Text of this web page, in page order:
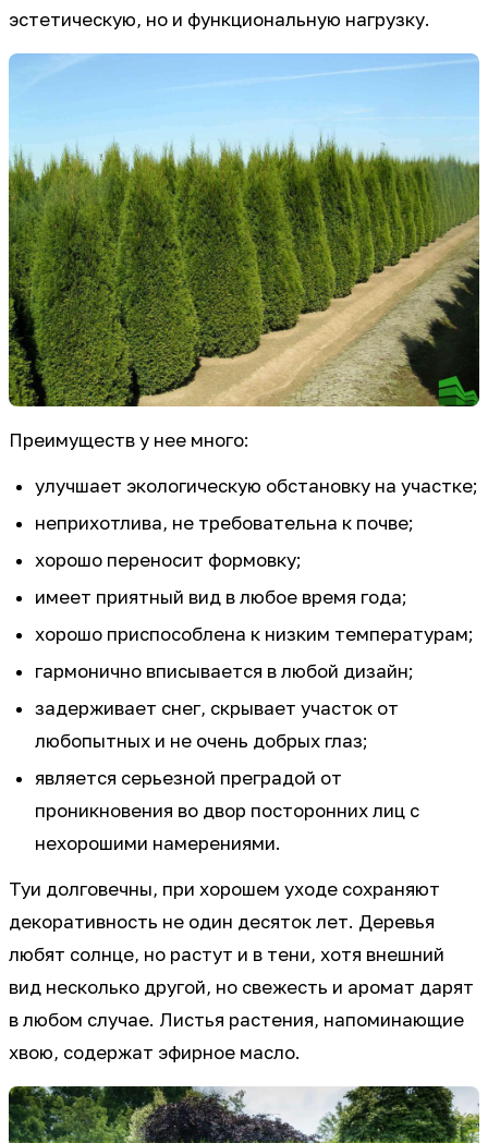
эстетическую, но и функциональную нагрузку.
Преимуществ у нее много:
улучшает экологическую обстановку на участке;
неприхотлива, не требовательна к почве;
хорошо переносит формовку;
имеет приятный вид в любое время года;
хорошо приспособлена к низким температурам;
гармонично вписывается в любой дизайн;
задерживает снег, скрывает участок от
любопытных и не очень добрых глаз;
является серьезной преградой от
проникновения во двор посторонних лиц с
нехорошими намерениями.
Туи долговечны, при хорошем уходе сохраняют
декоративность не один десяток лет. Деревья
любят солнце, но растут и в тени, хотя внешний
вид несколько другой, но свежесть и аромат дарят
в любом случае. Листья растения, напоминающие
хвою, содержат эфирное масло.